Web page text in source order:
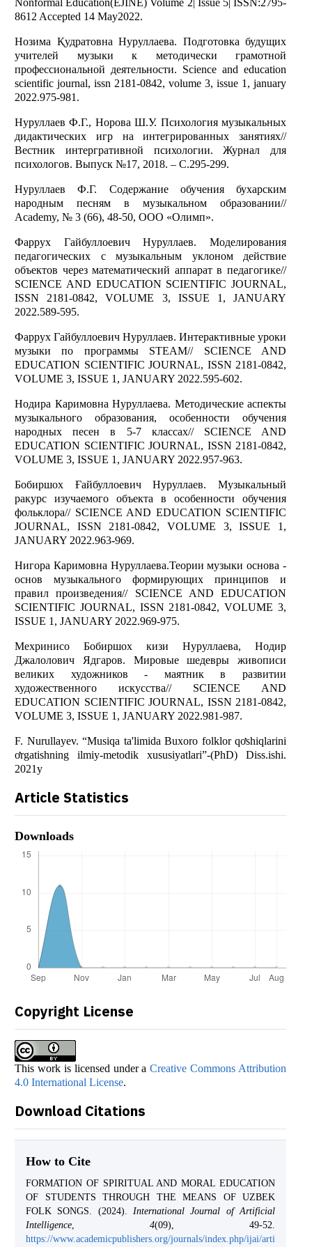
Nonformal Education(EJINE) Volume 2| Issue 5| ISSN:2795-
8612 Accepted 14 May2022.
Нозима Қудратовна Нуруллаева. Подготовка будущих
учителей музыки к методически грамотной
профессиональной деятельности. Science and education
scientific journal, issn 2181-0842, volume 3, issue 1, january
2022.975-981.
Нуруллаев Ф.Г., Норова Ш.У. Психология музыкальных
дидактических игр на интегрированных занятиях//
Вестник интергративной психологии. Журнал для
психологов. Выпуск №17, 2018. – С.295-299.
Нуруллаев Ф.Г. Содержание обучения бухарским
народным песням в музыкальном образовании//
Academy, № 3 (66), 48-50, ООО «Олимп».
Фаррух Гайбуллоевич Нуруллаев. Моделирования
педагогических с музыкальным уклоном действие
объектов через математический аппарат в педагогике//
SCIENCE AND EDUCATION SCIENTIFIC JOURNAL,
ISSN 2181-0842, VOLUME 3, ISSUE 1, JANUARY
2022.589-595.
Фаррух Гайбуллоевич Нуруллаев. Интерактивные уроки
музыки по программы STEAM// SCIENCE AND
EDUCATION SCIENTIFIC JOURNAL, ISSN 2181-0842,
VOLUME 3, ISSUE 1, JANUARY 2022.595-602.
Нодира Каримовна Нуруллаева. Методические аспекты
музыкального образования, особенности обучения
народных песен в 5-7 классах// SCIENCE AND
EDUCATION SCIENTIFIC JOURNAL, ISSN 2181-0842,
VOLUME 3, ISSUE 1, JANUARY 2022.957-963.
Бобиршох Ғайбуллоевич Нуруллаев. Музыкальный
ракурс изучаемого объекта в особенности обучения
фольклора// SCIENCE AND EDUCATION SCIENTIFIC
JOURNAL, ISSN 2181-0842, VOLUME 3, ISSUE 1,
JANUARY 2022.963-969.
Нигора Каримовна Нуруллаева.Теории музыки основа -
основ музыкального формирующих принципов и
правил произведения// SCIENCE AND EDUCATION
SCIENTIFIC JOURNAL, ISSN 2181-0842, VOLUME 3,
ISSUE 1, JANUARY 2022.969-975.
Мехринисо Бобиршох кизи Нуруллаева, Нодир
Джалолович Ядгаров. Мировые шедевры живописи
великих художников - маятник в развитии
художественного искусства// SCIENCE AND
EDUCATION SCIENTIFIC JOURNAL, ISSN 2181-0842,
VOLUME 3, ISSUE 1, JANUARY 2022.981-987.
F. Nurullayev. “Musiqa ta'limida Buxoro folklor qơshiqlarini
ơrgatishning ilmiy-metodik xususiyatlari”-(PhD) Diss.ishi.
2021y
Article Statistics
Downloads
Copyright License
This work is licensed under aCreative Commons Attribution
4.0 International License.
Download Citations
How to Cite
FORMATION OF SPIRITUAL AND MORAL EDUCATION
OF STUDENTS THROUGH THE MEANS OF UZBEK
FOLK SONGS. (2024). International Journal of Artificial
Intelligence, 4(09), 49-52.
https://www.academicpublishers.org/journals/index.php/ijai/arti